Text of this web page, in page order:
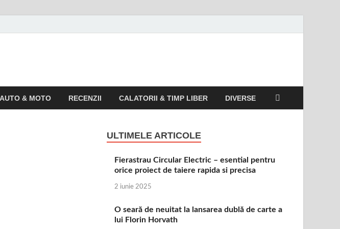
AUTO & MOTO RECENZII CALATORII & TIMP LIBER DIVERSE
ULTIMELE ARTICOLE
Fierastrau Circular Electric – esential pentru
orice proiect de taiere rapida si precisa
2 iunie 2025
O seară de neuitat la lansarea dublă de carte a
lui Florin Horvath